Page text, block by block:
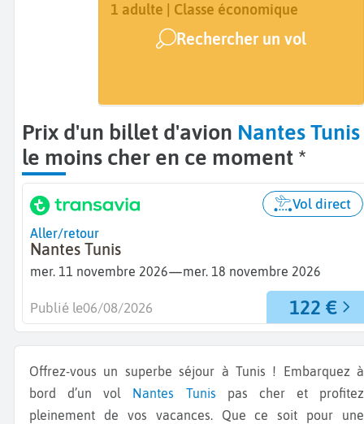
Nantes (NTE)
11 nov. - 18 nov.
1 adulte | Classe économique
Rechercher un vol
Prix d'un billet d'avion Nantes Tunis
le moins cher en ce moment *
Aller/retour
Nantes Tunis
mer. 11 novembre 2026—mer. 18 novembre 2026
Vol direct
122 €
Publié le06/08/2026
Offrez-vous un superbe séjour à Tunis ! Embarquez à
bord d’un vol Nantes Tunis pas cher et profitez
pleinement de vos vacances. Que ce soit pour une